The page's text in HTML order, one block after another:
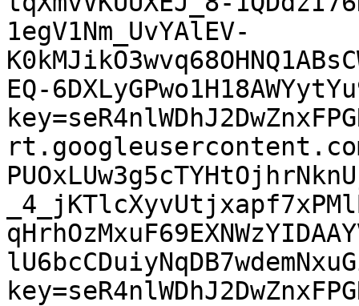
1egV1Nm_UvYAlEV-
EQ-
rt.googleusercontent.com/